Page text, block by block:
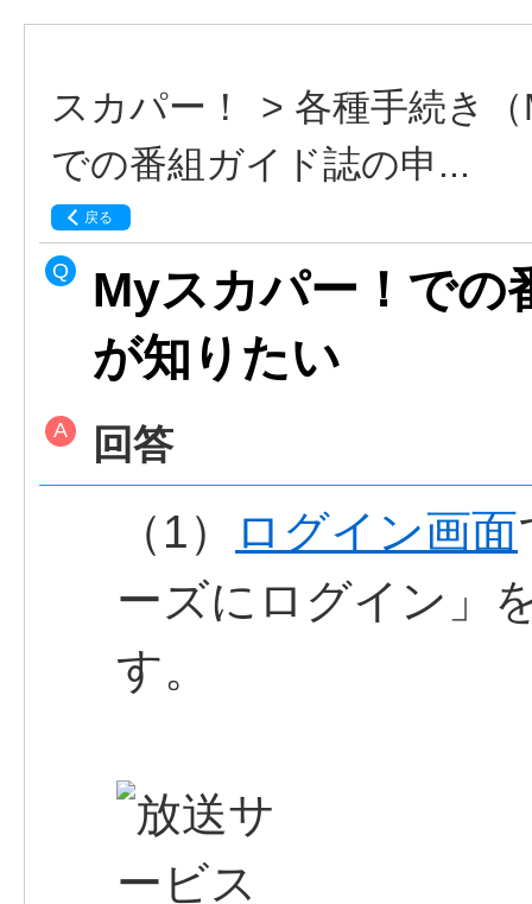
スカパー！ > 各種手続き
での番組ガイド誌の申...
戻る
Myスカパー！での
が知りたい
回答
（1） ログイン画面
ーズにログイン」
す。